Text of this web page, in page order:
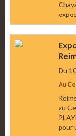
Du
Au
au
pour